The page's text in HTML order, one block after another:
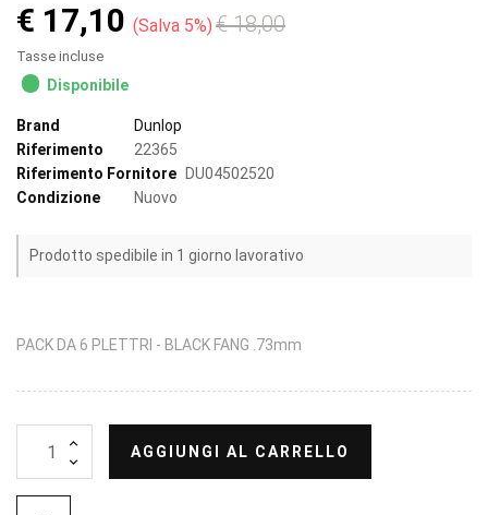
€ 17,10 Salva 5% € 18,00
Tasse incluse
Disponibile
Brand
Dunlop
Riferimento
22365
Riferimento Fornitore
DU04502520
Condizione
Nuovo
Prodotto spedibile in 1 giorno lavorativo
PACK DA 6 PLETTRI - BLACK FANG .73mm
AGGIUNGI AL CARRELLO